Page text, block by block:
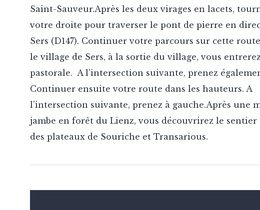
Saint-Sauveur.Après les deux virages en lacets,
votre droite pour traverser le pont de pierre en
Sers (D147). Continuer votre parcours sur cette
le village de Sers, à la sortie du village, vous
pastorale. A l'intersection suivante, prenez
Continuer ensuite votre route dans les hauteurs. A
l'intersection suivante, prenez à gauche.Après une
jambe en forêt du Lienz, vous découvrirez le sentier
des plateaux de Souriche et Transarious.